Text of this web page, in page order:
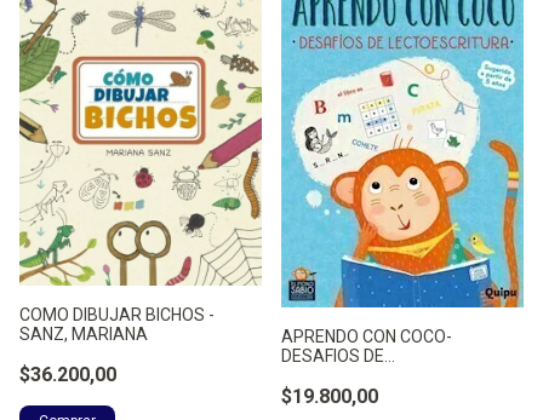
COMO DIBUJAR BICHOS -
SANZ, MARIANA
$36.200,00
APRENDO CON COCO-
DESAFIOS DE
MARIA PIA
$19.800,00